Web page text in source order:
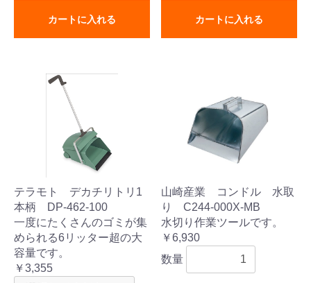
カートに入れる カートに入れる
テラモト デカチリトリ1
本柄 DP-462-100
一度にたくさんのゴミが集
められる6リッター超の大
容量です。
￥3,355
山崎産業 コンドル 水取
り C244-000X-MB
水切り作業ツールです。
￥6,930
数量